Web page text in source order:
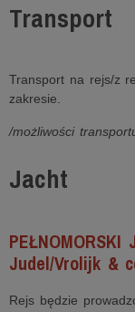
Transport
Transport na rejs/z
zakresie.
/możliwości
Jacht
PEŁNOMORSKI
Judel/Vrolijk &
Rejs będzie